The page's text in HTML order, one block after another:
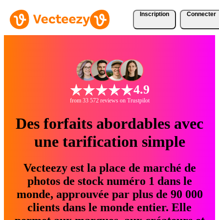
Inscription Connecter
4.9
from 33 572 reviews on Trustpilot
Des forfaits abordables avec
une tarification simple
Vecteezy est la place de marché de
photos de stock numéro 1 dans le
monde, approuvée par plus de 90 000
clients dans le monde entier. Elle